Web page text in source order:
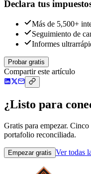
Declara tus
Más de 5,500+
Seguimiento de
Informes
Probar gratis
Compartir este artículo
¿Listo para
Gratis para empezar.
portafolio reconciliada.
Empezar gratis Ver todas